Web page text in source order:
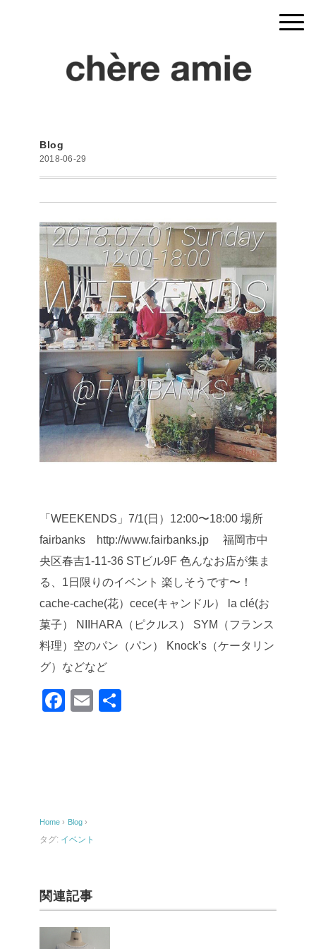
Blog
2018-06-29
「WEEKENDS」7/1(日）12:00〜18:00 場所
fairbanks http://www.fairbanks.jp 福岡市中
央区春吉1-11-36 STビル9F 色んなお店が集ま
る、1日限りのイベント 楽しそうです〜！
cache-cache(花）cece(キャンドル）
la clé(お
菓子） NIIHARA（ピクルス）
SYM（フランス
料理）空のパン（パン）
Knock’s（ケータリン
グ）などなど
F
o
o
E
Home › Blog ›
タグ: イベント
関連記事